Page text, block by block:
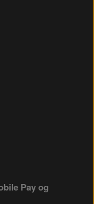
Pay og